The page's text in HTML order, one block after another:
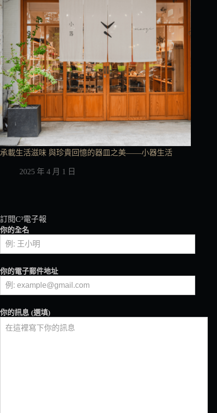
承載生活滋味 與珍貴回憶的器皿之美——小器生活
2025 年 4 月 1 日
訂閱C³電子報
你的全名
你的電子郵件地址
你的訊息 (選填)